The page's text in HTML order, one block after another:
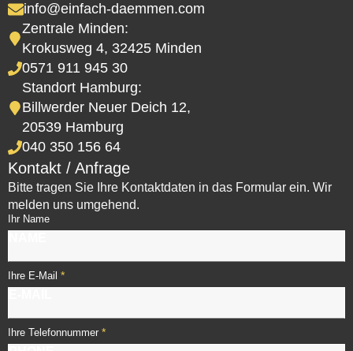
info@einfach-daemmen.com
Zentrale Minden:
Krokusweg 4, 32425 Minden
0571 911 945 30
Standort Hamburg:
Billwerder Neuer Deich 12,
20539 Hamburg
040 350 156 64
Kontakt / Anfrage
Bitte tragen Sie Ihre Kontaktdaten in das Formular ein. Wir
melden uns umgehend.
Ihr Name
Ihre E-Mail *
Ihre Telefonnummer *